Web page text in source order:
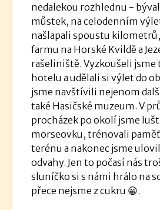
nedalekou rozhlednu -
můstek, na celodenním
našlapali spoustu
farmu na Horské Kvildě a
rašeliniště. Vyzkoušeli jsme
hotelu a udělali si výlet do
jsme navštívili nejenom
také Hasičské muzeum. V
procházek po okolí jsme
morseovku, trénovali
terénu a nakonec jsme
odvahy. Jen to počasí nás
sluníčko si s námi hrálo na
přece nejsme z cukru 😀.